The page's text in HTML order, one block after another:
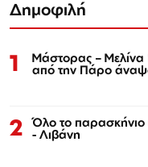
Δημοφιλή
1 Μάστορας – Μελίνα
από την Πάρο
2 Όλο το
- Λιβάνη